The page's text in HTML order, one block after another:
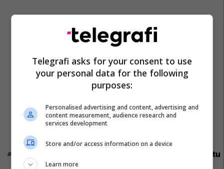
Promo Reklamo këtu
Telegrafi asks for your consent to use
your personal data for the following
purposes:
Personalised advertising and content, advertising and
content measurement, audience research and
services development
Store and/or access information on a device
Learn more